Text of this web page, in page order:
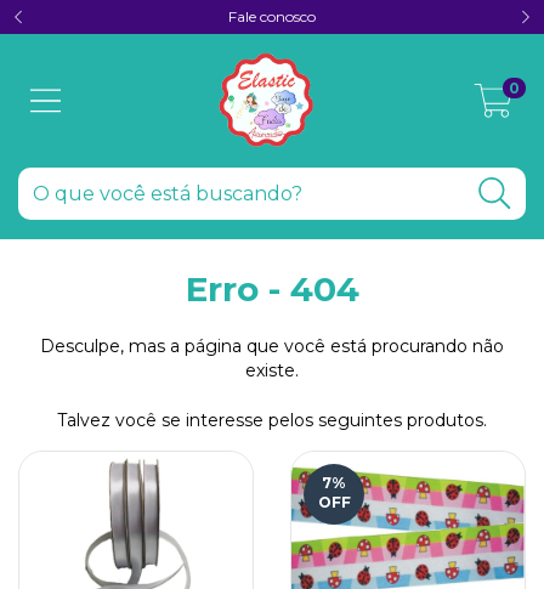
Fale conosco
0
Erro - 404
Desculpe, mas a página que você está procurando não
existe.
Talvez você se interesse pelos seguintes produtos.
7%
OFF